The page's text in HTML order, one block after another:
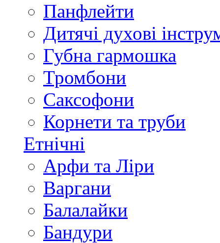
Панфлейти
Дитячі духові
Губна гармошка
Тромбони
Саксофони
Корнети та труби
Етнічні
Арфи та Ліри
Варгани
Балалайки
Бандури